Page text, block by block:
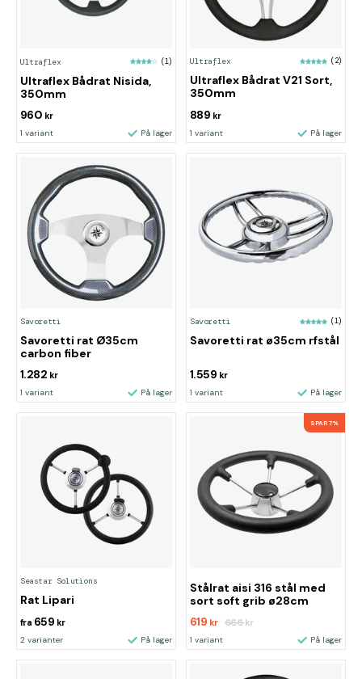
Ultraflex (1)
Ultraflex Bådrat Nisida,
350mm
960 kr
1 variant På lager
Ultraflex (2)
Ultraflex Bådrat V21 Sort,
350mm
889 kr
1 variant På lager
Savoretti
Savoretti rat Ø35cm
carbon fiber
1.282 kr
1 variant På lager
Savoretti (1)
Savoretti rat ø35cm rfstål
1.559 kr
1 variant På lager
Seastar Solutions
Rat Lipari
fra 659 kr
2 varianter På lager
SPAR 7%
Stålrat aisi 316 stål med
sort soft grib ø28cm
619 kr 666kr
1 variant På lager